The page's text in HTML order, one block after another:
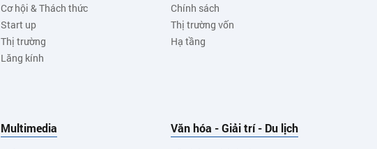
Cơ hội & Thách thức
Start up
Thị trường
Lăng kính
Chính sách
Thị trường vốn
Hạ tầng
Multimedia Văn hóa - Giải trí - Du lịch